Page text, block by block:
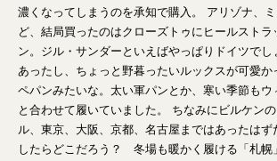
濃くなってしまうのを承知で購入。 アリゾナ、
ど、結局買ったのはクローズトゥにヒールストラ
ン。ジル・サンダーといえばやっぱりドイツでし
あったし、ちょっと野暮ったいルックスが可愛か
ペパンみたいな。太い軍パンとか、寒い季節もウ
と合わせて履いていました。 ちなみにビルケン
ル、東京、大阪、京都、名古屋まではあったはず
したらどこだろう？ 冬場も暖かく履ける「札幌